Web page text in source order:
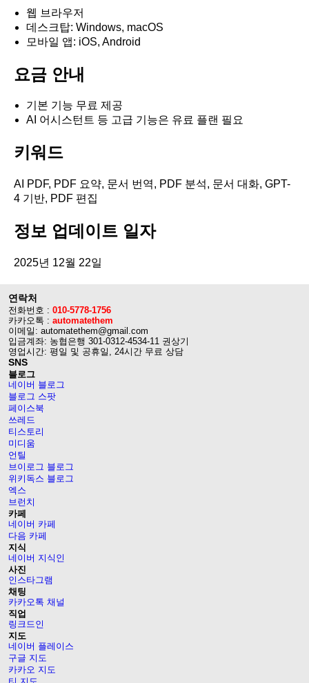
웹 브라우저
데스크탑: Windows, macOS
모바일 앱: iOS, Android
요금 안내
기본 기능 무료 제공
AI 어시스턴트 등 고급 기능은 유료 플랜 필요
키워드
AI PDF, PDF 요약, 문서 번역, PDF 분석, 문서 대화, GPT-
4 기반, PDF 편집
정보 업데이트 일자
2025년 12월 22일
연락처
전화번호 : 010-5778-1756
카카오톡 : automatethem
이메일: automatethem@gmail.com
입금계좌: 농협은행 301-0312-4534-11 권상기
영업시간: 평일 및 공휴일, 24시간 무료 상담
SNS
블로그
네이버 블로그
블로그 스팟
페이스북
쓰레드
티스토리
미디움
언틸
브이로그 블로그
위키독스 블로그
엑스
브런치
카페
네이버 카페
다음 카페
지식
네이버 지식인
사진
인스타그램
채팅
카카오톡 채널
직업
링크드인
지도
네이버 플레이스
구글 지도
카카오 지도